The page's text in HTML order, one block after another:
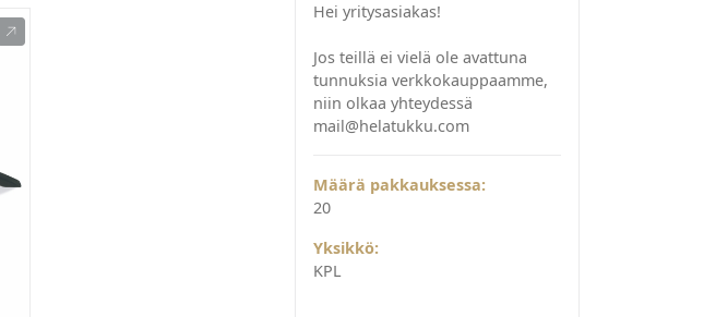
Hei yritysasiakas!
Jos teillä ei vielä ole avattuna
tunnuksia verkkokauppaamme,
niin olkaa yhteydessä
mail@helatukku.com
Määrä pakkauksessa:
20
Yksikkö:
KPL